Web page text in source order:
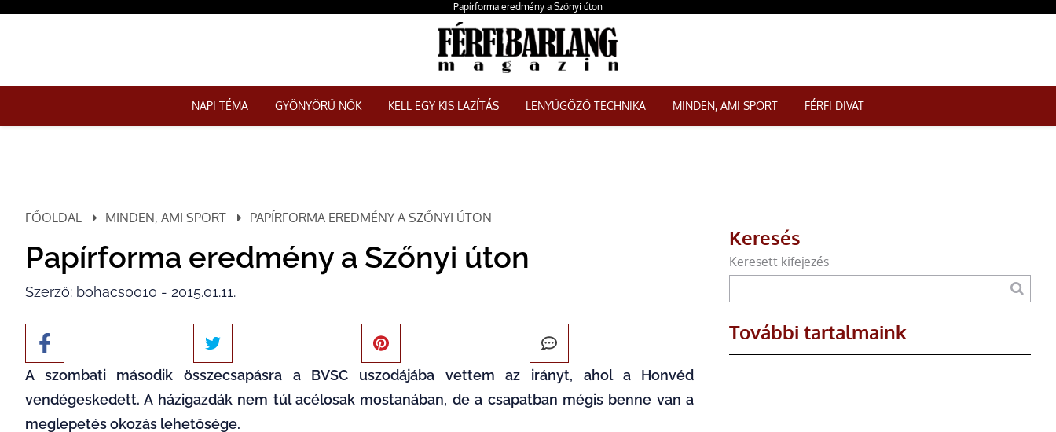
Papírforma eredmény a Szőnyi úton
NAPI TÉMA GYÖNYÖRŰ NŐK KELL EGY KIS LAZÍTÁS LENYŰGÖZŐ TECHNIKA MINDEN, AMI SPORT FÉRFI DIVAT
FŐOLDAL MINDEN, AMI SPORT PAPÍRFORMA EREDMÉNY A SZŐNYI ÚTON
Papírforma eredmény a Szőnyi úton
Szerző: bohacs0010 - 2015.01.11.
A szombati második összecsapásra a BVSC uszodájába vettem az irányt, ahol a Honvéd
vendégeskedett. A házigazdák nem túl acélosak mostanában, de a csapatban mégis benne van a
meglepetés okozás lehetősége.
Keresés
Keresett kifejezés
További tartalmaink